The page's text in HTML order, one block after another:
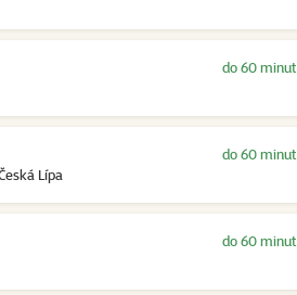
do 60 minut
Lípa
do 60 minut
do 60 minut